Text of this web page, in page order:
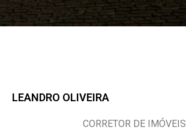
LEANDRO OLIVEIRA
CORRETOR DE IMÓVEIS